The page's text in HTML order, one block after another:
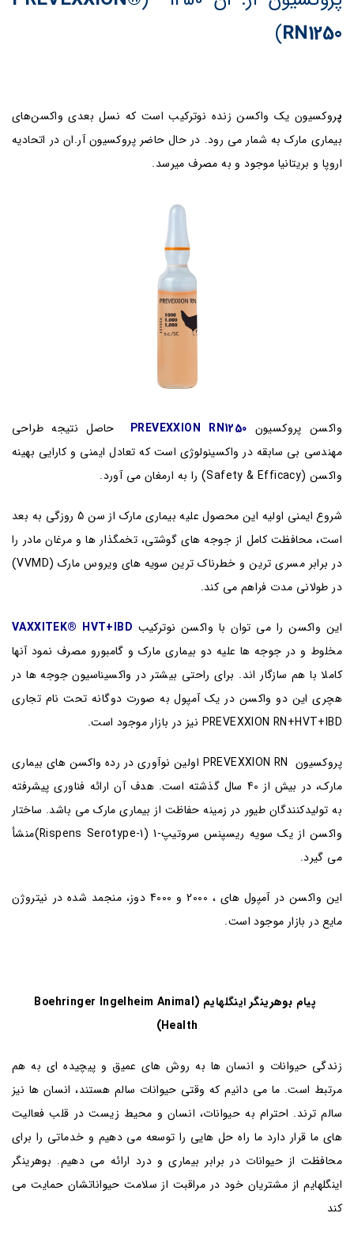
RN1250
)
پروکسیون یک واکسن زنده نوترکیب است که نسل بعدی واکسن‌های
بیماری مارک به شمار می رود. در حال حاضر پروکسیون آر.ان در اتحادیه
اروپا و بریتانیا موجود و به مصرف میرسد.
واکسن پروکسیون PREVEXXION RN1250 حاصل نتیجه طراحی
مهندسی بی سابقه در واکسینولوژی است که تعادل ایمنی و کارایی بهینه
واکسن (Safety & Efficacy) را به ارمغان می آورد.
شروع ایمنی اولیه این محصول علیه بیماری مارک از سن 5 روزگی به بعد
است، محافظت کامل از جوجه های گوشتی، تخمگذار ها و مرغان مادر را
در برابر مسری ترین و خطرناک ترین سویه های ویروس مارک (VVMD)
در طولانی مدت فراهم می کند.
این واکسن را می توان با واکسن نوترکیب VAXXITEK® HVT+IBD
مخلوط و در جوجه ها علیه دو بیماری مارک و گامبورو مصرف نمود آنها
کاملا با هم سازگار اند. برای راحتی بیشتر در واکسیناسیون جوجه ها در
هچری این دو واکسن در یک آمپول به صورت دوگانه تحت نام تجاری
PREVEXXION RN+HVT+IBD نیز در بازار موجود است.
پروکسیون PREVEXXION RN اولین نوآوری در رده واکسن های بیماری
مارک، در بیش از 40 سال گذشته است. هدف آن ارائه فناوری پیشرفته
به تولیدکنندگان طیور در زمینه حفاظت از بیماری مارک می باشد. ساختار
واکسن از یک سویه ریسپنس سروتیپ-1 (Rispens Serotype-1)منشأ
می گیرد.
این واکسن در آمپول های ، 2000 و 4000 دوز، منجمد شده در نیتروژن
مایع در بازار موجود است.
پیام بوهرینگر اینگلهایم (Boehringer Ingelheim Animal
Health)
زندگی حیوانات و انسان ها به روش های عمیق و پیچیده ای به هم
مرتبط است. ما می دانیم که وقتی حیوانات سالم هستند، انسان ها نیز
سالم ترند. احترام به حیوانات، انسان و محیط زیست در قلب فعالیت
های ما قرار دارد ما راه حل هایی را توسعه می دهیم و خدماتی را برای
محافظت از حیوانات در برابر بیماری و درد ارائه می دهیم. بوهرینگر
اینگلهایم از مشتریان خود در مراقبت از سلامت حیواناتشان حمایت می
کند